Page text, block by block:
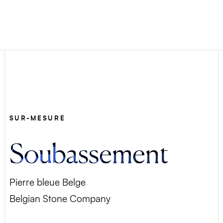
SUR-MESURE
Soubassement
Pierre bleue Belge
Belgian Stone Company